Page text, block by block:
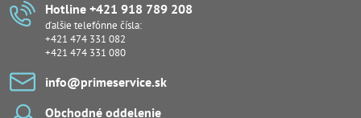
Hotline +421 918 789 208
ďalšie telefónne čísla:
+421 474 331 082
+421 474 331 080
info​@primeservice​.sk
Obchodné oddelenie